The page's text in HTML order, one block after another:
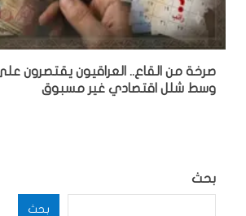
صرخة من القاع.. العراقيون يقتصرون
وسط شلل اقتصادي غير مسبوق
بحث
بحث